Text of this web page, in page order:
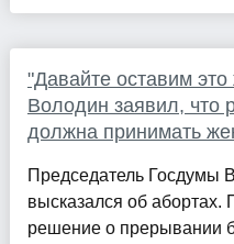
"Давайте оставим
Володин заявил, что
должна принимать
Председатель Госдумы
высказался об абортах.
решение о прерывании